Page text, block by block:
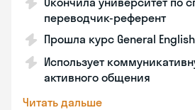
переводчик-референт
Прошла курс General
Использует
активного общения
Читать дальше